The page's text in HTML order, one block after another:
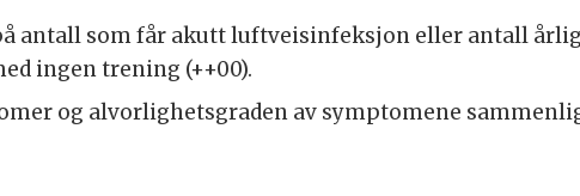
antall som får akutt luftveisinfeksjon eller antall
ingen trening (++00).
og alvorlighetsgraden av symptomene